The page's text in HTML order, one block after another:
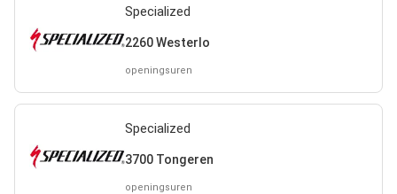
Specialized
2260 Westerlo
openingsuren
Specialized
3700 Tongeren
openingsuren